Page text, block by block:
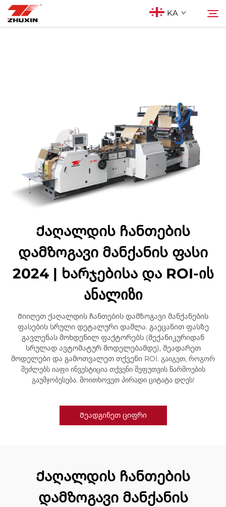
KA
Სიახლეები
Კონტაქტი
Ქაღალდის ჩანთების
დამზოგავი მანქანის ფასი
2024 | ხარჯებისა და ROI-ის
ანალიზი
Მიიღეთ ქაღალდის ჩანთების დამზოგავი მანქანების
ფასების სრული დეტალური დაშლა. გაეცანით ფასზე
გავლენას მოხდენილ ფაქტორებს (მექანიკურიდან
სრულად ავტომატურ მოდელებამდე), შეადარეთ
მოდელები და გამოთვალეთ თქვენი ROI. გაიგეთ, როგორ
შეძლებს იაფი ინვესტიცია თქვენი შეფუთვის წარმოების
გაუმჯობესება. მოითხოვეთ პირადი ციტატა დღეს!
Შეადგინეთ ციფრი
Ქაღალდის ჩანთების
დამზოგავი მანქანის